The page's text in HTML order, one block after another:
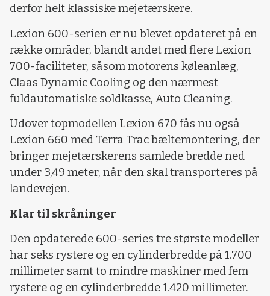
derfor helt klassiske mejetærskere.
Lexion 600-serien er nu blevet opdateret på en
række områder, blandt andet med flere Lexion
700-faciliteter, såsom motorens køleanlæg,
Claas Dynamic Cooling og den nærmest
fuldautomatiske soldkasse, Auto Cleaning.
Udover topmodellen Lexion 670 fås nu også
Lexion 660 med Terra Trac bæltemontering, der
bringer mejetærskerens samlede bredde ned
under 3,49 meter, når den skal transporteres på
landevejen.
Klar til skråninger
Den opdaterede 600-series tre største modeller
har seks rystere og en cylinderbredde på 1.700
millimeter samt to mindre maskiner med fem
rystere og en cylinderbredde 1.420 millimeter.